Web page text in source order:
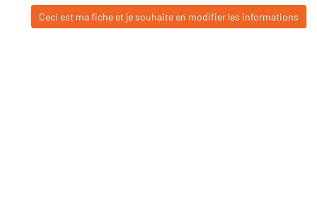
Ceci est ma fiche et je souhaite en modifier les informations